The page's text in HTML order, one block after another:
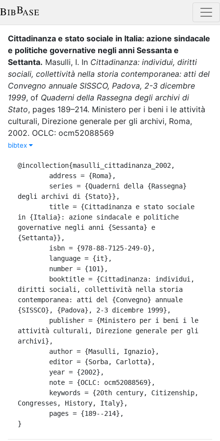
Cittadinanza e stato sociale in Italia: azione sindacale
e politiche governative negli anni Sessanta e
Settanta. Masulli, I. In Cittadinanza: individui, diritti
sociali, collettività nella storia contemporanea: atti del
Convegno annuale SISSCO, Padova, 2-3 dicembre
1999, of Quaderni della Rassegna degli archivi di
Stato, pages 189–214. Ministero per i beni i le attività
culturali, Direzione generale per gli archivi, Roma,
2002. OCLC: ocm52088569
bibtex
@incollection{masulli_cittadinanza_2002,
degli archivi di {Stato}},
in {Italia}: azione sindacale e politiche
governative negli anni {Sessanta} e
{Settanta}},
diritti sociali, collettività nella storia
contemporanea: atti del {Convegno} annuale
{SISSCO}, {Padova}, 2-3 dicembre 1999},
attività culturali, Direzione generale per gli
archivi},
Congresses, History, Italy},
}